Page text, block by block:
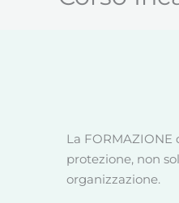
La
protezione, non
organizzazione.